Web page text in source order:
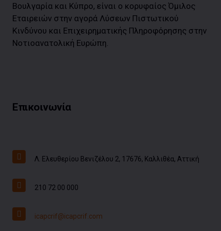
Βουλγαρία και Κύπρο, είναι ο κορυφαίος Όμιλος
Εταιρειών στην αγορά Λύσεων Πιστωτικού
Κινδύνου και Επιχειρηματικής Πληροφόρησης στην
Νοτιοανατολική Ευρώπη.
Επικοινωνία
Λ. Ελευθερίου Βενιζέλου 2, 17676, Καλλιθέα, Αττική
210 72 00 000
icapcrif@icapcrif.com